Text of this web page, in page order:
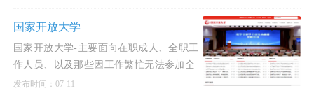
国家开放大学
国家开放大学-主要面向在职成人、全职工
作人员、以及那些因工作繁忙无法参加全
日制学习的人群.
发布时间：07-11